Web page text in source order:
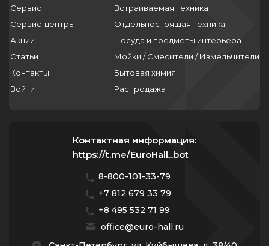
Сервис
Сервис-центры
Акции
Статьи
Контакты
Войти
Встраиваемая техника
Отдельностоящая техника
Посуда и предметы интерьера
Мойки / Смесители / Измельчители
Бытовая химия
Распродажа
Контактная информация:
https://t.me/EuroHall_bot
8-800-101-33-79
+7 812 679 33 79
+8 495 532 71 99
office@euro-hall.ru